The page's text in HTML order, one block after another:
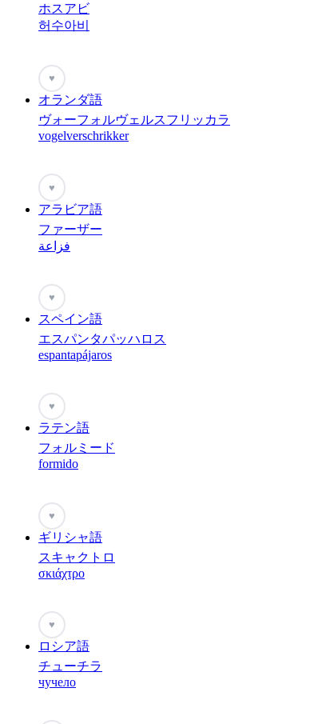
ホスアビ
허수아비
♥
オランダ語
ヴォーフォルヴェルスフリッカラ
vogelverschrikker
♥
アラビア語
ファーザー
فزاعة
♥
スペイン語
エスパンタパッハロス
espantapájaros
♥
ラテン語
フォルミード
formido
♥
ギリシャ語
スキャクトロ
σκιάχτρο
♥
ロシア語
チューチラ
чучело